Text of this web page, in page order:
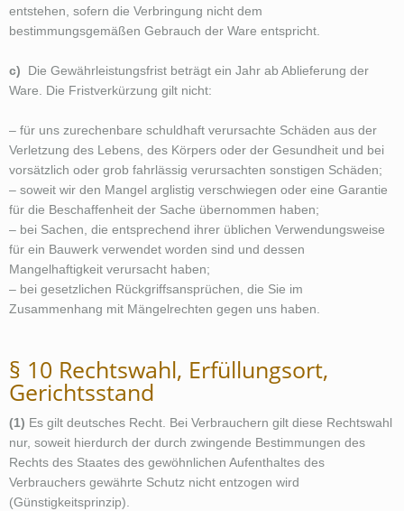
entstehen, sofern die Verbringung nicht dem
bestimmungsgemäßen Gebrauch der Ware entspricht.
c) Die Gewährleistungsfrist beträgt ein Jahr ab Ablieferung der
Ware. Die Fristverkürzung gilt nicht:
– für uns zurechenbare schuldhaft verursachte Schäden aus der
Verletzung des Lebens, des Körpers oder der Gesundheit und bei
vorsätzlich oder grob fahrlässig verursachten sonstigen Schäden;
– soweit wir den Mangel arglistig verschwiegen oder eine Garantie
für die Beschaffenheit der Sache übernommen haben;
– bei Sachen, die entsprechend ihrer üblichen Verwendungsweise
für ein Bauwerk verwendet worden sind und dessen
Mangelhaftigkeit verursacht haben;
– bei gesetzlichen Rückgriffsansprüchen, die Sie im
Zusammenhang mit Mängelrechten gegen uns haben.
§ 10 Rechtswahl, Erfüllungsort,
Gerichtsstand
(1) Es gilt deutsches Recht. Bei Verbrauchern gilt diese Rechtswahl
nur, soweit hierdurch der durch zwingende Bestimmungen des
Rechts des Staates des gewöhnlichen Aufenthaltes des
Verbrauchers gewährte Schutz nicht entzogen wird
(Günstigkeitsprinzip).